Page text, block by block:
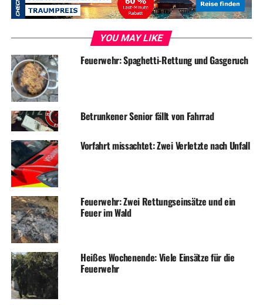
Dame, die ihren Namen „lieber nicht“ in der Presse
sehen möchte.
Das Unternehmen wollte diese vermeintlichen Pläne
nicht bestätigen. In einer ersten Stellungnahme hieß es,
man plane einen Stellenabbau, wolle sich zu den Details
aber nicht äußern.
Jetzt sollen Verhandlungen zwischen Unternehmen,
Betriebsrat und Gewerkschaft eine Lösung bringen. Am
liebsten wäre den Arbeitnehmervertretern ein
Tarifvertrag und eine Beschäftigungsgarantie.
Archivbild
RELATED TOPICS:
YOU MAY LIKE
Feuerwehr: Spaghetti-Rettung und Gasgeruch
Betrunkener Senior fällt von Fahrrad
Vorfahrt missachtet: Zwei Verletzte nach Unfall
Feuerwehr: Zwei Rettungseinsätze und ein
Feuer im Wald
Heißes Wochenende: Viele Einsätze für die
Feuerwehr